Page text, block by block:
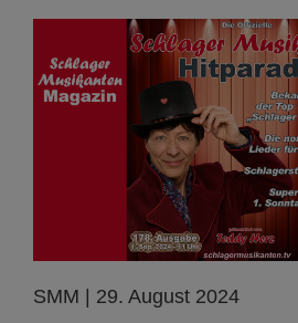
SMM | 29. August 2024